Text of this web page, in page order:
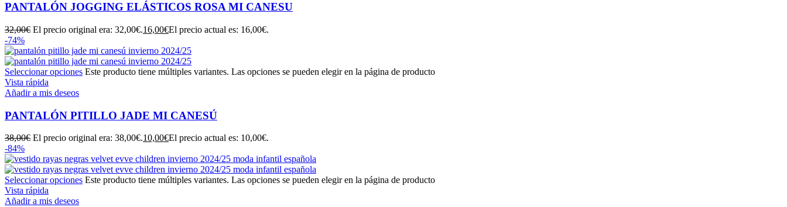
PANTALÓN JOGGING ELÁSTICOS ROSA MI CANESU
32,00€ El precio original era: 32,00€.16,00€El precio actual es: 16,00€.
-74%
Seleccionar opciones Este producto tiene múltiples variantes. Las opciones se pueden elegir en la página de producto
Vista rápida
Añadir a mis deseos
PANTALÓN PITILLO JADE MI CANESÚ
38,00€ El precio original era: 38,00€.10,00€El precio actual es: 10,00€.
-84%
Seleccionar opciones Este producto tiene múltiples variantes. Las opciones se pueden elegir en la página de producto
Vista rápida
Añadir a mis deseos